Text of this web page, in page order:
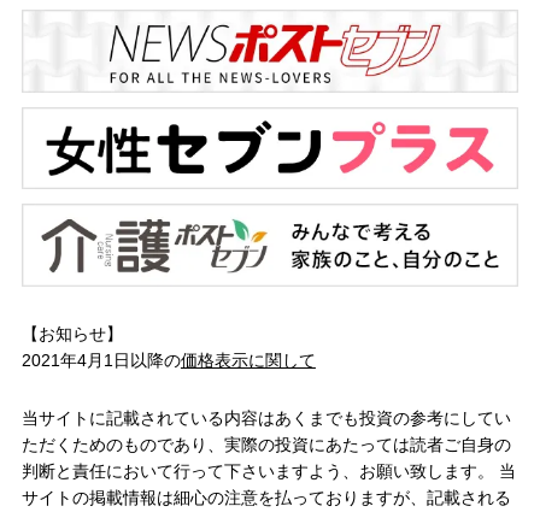
【お知らせ】
2021年4月1日以降の価格表示に関して
当サイトに記載されている内容はあくまでも投資の参考にしてい
ただくためのものであり、実際の投資にあたっては読者ご自身の
判断と責任において行って下さいますよう、お願い致します。 当
サイトの掲載情報は細心の注意を払っておりますが、記載される